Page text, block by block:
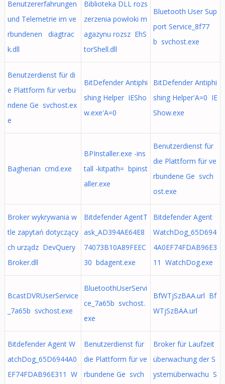
Benutzererfahrungen
und Telemetrie im ve
rbundenen diagtrac
k.dll
Biblioteka DLL rozs
zerzenia powłoki m
agazynu rozsz EhS
torShell.dll
Bluetooth User Sup
port Service_8f77
b svchost.exe
Benutzerdienst für di
e Plattform für verbu
ndene Ge svchost.ex
e
BitDefender Antiphi
shing Helper IESho
w.exe'A=0
BitDefender Antiphi
shing Helper'A=0 IE
Show.exe
Bagherian cmd.exe
BPInstaller.exe -ins
tall -kitpath= bpinst
aller.exe
Benutzerdienst für
die Plattform für ve
rbundene Ge svch
ost.exe
Broker wykrywania w
tle zapytań dotyczący
ch urządz DevQuery
Broker.dll
Bitdefender AgentT
ask_AD394AE64E8
74073B10A89FEEC
30 bdagent.exe
Bitdefender Agent
WatchDog_65D694
4A0EF74FDAB96E3
11 WatchDog.exe
BcastDVRUserService
_7a65b svchost.exe
BluetoothUserServi
ce_7a65b svchost.
exe
BfWTjSzBAA.url Bf
WTjSzBAA.url
Bitdefender Agent W
atchDog_65D6944A0
EF74FDAB96E311 W
Benutzerdienst für
die Plattform für ve
rbundene Ge svch
Broker für Laufzeit
überwachung der S
ystemüberwachu S